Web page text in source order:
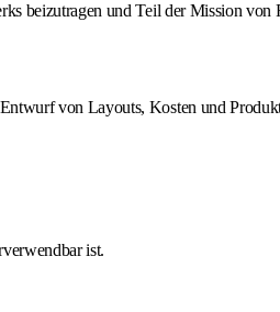
beizutragen und Teil der Mission von
von Layouts, Kosten und
ist.